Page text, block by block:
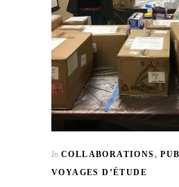
In COLLABORATIONS,
VOYAGES D’ÉTUDE